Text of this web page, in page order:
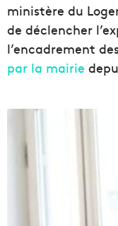
ministère du
de déclencher
l’encadrement
par la mairie